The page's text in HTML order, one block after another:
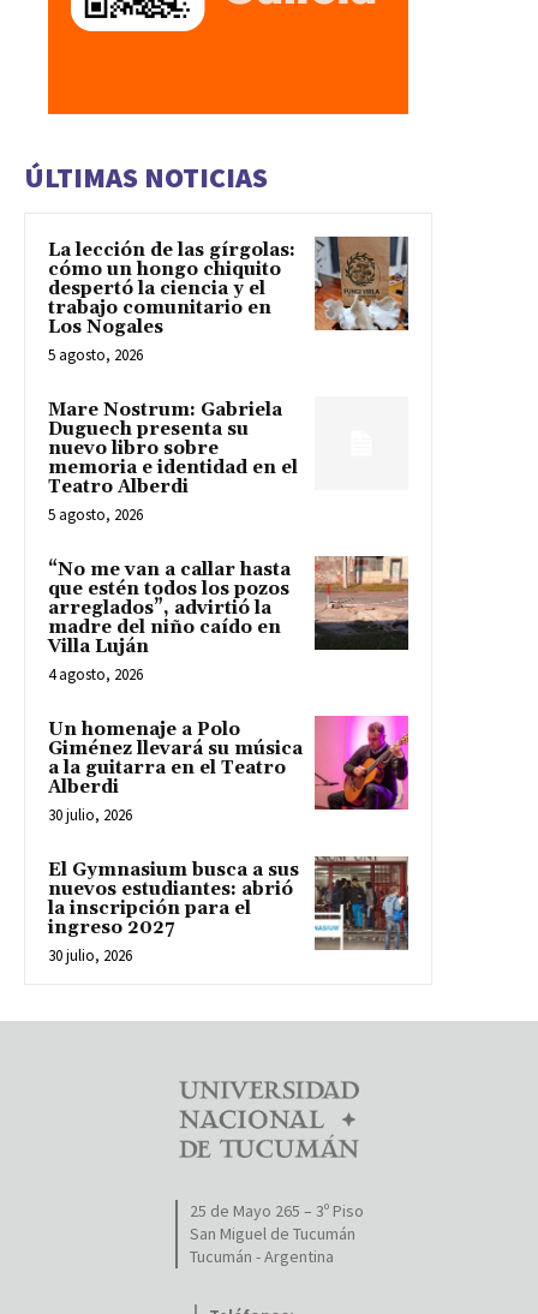
ÚLTIMAS NOTICIAS
La lección de las gírgolas:
cómo un hongo chiquito
despertó la ciencia y el
trabajo comunitario en
Los Nogales
5 agosto, 2026
Mare Nostrum: Gabriela
Duguech presenta su
nuevo libro sobre
memoria e identidad en el
Teatro Alberdi
5 agosto, 2026
“No me van a callar hasta
que estén todos los pozos
arreglados”, advirtió la
madre del niño caído en
Villa Luján
4 agosto, 2026
Un homenaje a Polo
Giménez llevará su música
a la guitarra en el Teatro
Alberdi
30 julio, 2026
El Gymnasium busca a sus
nuevos estudiantes: abrió
la inscripción para el
ingreso 2027
30 julio, 2026
25 de Mayo 265 – 3º Piso
San Miguel de Tucumán
Tucumán - Argentina